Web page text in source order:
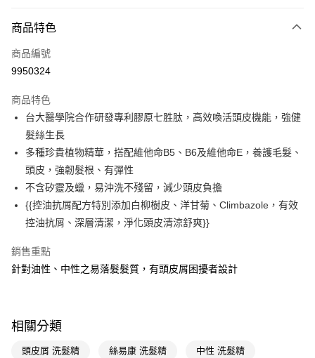
POYA支付
信用卡一次付款
LINE Pay
Apple Pay
街口支付
悠遊付
Google Pay
【關於「AFTEE先享後付」】
２．便利：只要手機號碼，簡訊認證，即可結帳。
運送方式
全家取貨付款
商品特色
商品編號
9950324
商品特色
台大醫學院合作研發專利膠原七胜肽，高效喚活頭皮機能，強健
髮絲生長
多種珍貴植物精華，搭配維他命B5、B6及維他命E，養護毛髮、
頭皮，強韌髮根、有彈性
不含矽靈及蠟，易沖洗不殘留，減少頭皮負擔
{{控油抗屑配方特別添加白柳樹皮、洋甘菊、Climbazole，有效
控油抗屑、深層清潔，淨化頭皮清涼舒爽}}
銷售重點
針對油性、中性之易落髮髮質，有頭皮屑困擾者設計
相關分類
頭皮屑 洗髮精 絲易康 洗髮精 中性 洗髮精